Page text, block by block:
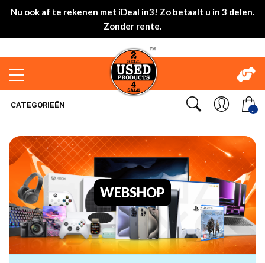
Nu ook af te rekenen met iDeal in3! Zo betaalt u in 3 delen.
Zonder rente.
..
CATEGORIEËN
WEBSHOP